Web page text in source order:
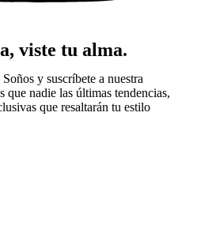
viste tu alma.
y suscríbete a nuestra
que nadie las últimas tendencias,
que resaltarán tu estilo